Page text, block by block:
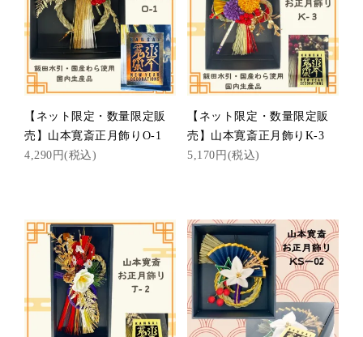
【ネット限定・数量限定販
売】山本寛斎正月飾りO-1
4,290円(税込)
【ネット限定・数量限定販
売】山本寛斎正月飾りK-3
5,170円(税込)